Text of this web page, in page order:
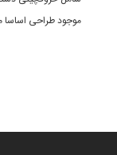
موجود طراحی اساسا مورد